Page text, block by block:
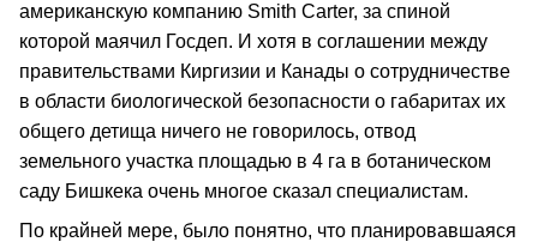
американскую компанию Smith Carter, за спиной
которой маячил Госдеп. И хотя в соглашении между
правительствами Киргизии и Канады о сотрудничестве
в области биологической безопасности о габаритах их
общего детища ничего не говорилось, отвод
земельного участка площадью в 4 га в ботаническом
саду Бишкека очень многое сказал специалистам.
По крайней мере, было понятно, что планировавшаяся